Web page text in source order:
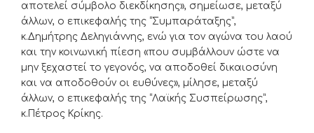
αποτελεί σύμβολο διεκδίκησης», σημείωσε, μεταξύ
άλλων, ο επικεφαλής της “Συμπαράταξης”,
κ.Δημήτρης Δεληγιάννης, ενώ για τον αγώνα του λαού
και την κοινωνική πίεση «που συμβάλλουν ώστε να
μην ξεχαστεί το γεγονός, να αποδοθεί δικαιοσύνη
και να αποδοθούν οι ευθύνες», μίλησε, μεταξύ
άλλων, ο επικεφαλής της “Λαϊκής Συσπείρωσης”,
κ.Πέτρος Κρίκης.